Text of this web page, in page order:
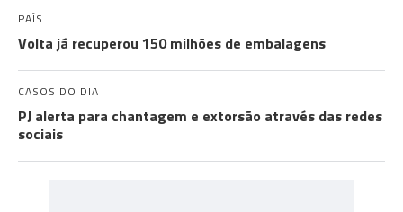
PAÍS
Volta já recuperou 150 milhões de embalagens
CASOS DO DIA
PJ alerta para chantagem e extorsão através das redes
sociais